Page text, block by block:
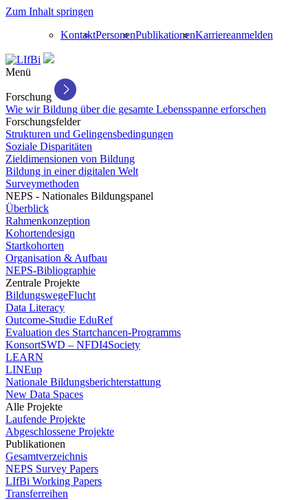
Zum Inhalt springen
KontaktPersonenPublikationenKarriereanmelden
Menü
Forschung
Wie wir Bildung über die gesamte Lebensspanne erforschen
Forschungsfelder
Strukturen und Gelingensbedingungen
Soziale Disparitäten
Zieldimensionen von Bildung
Bildung in einer digitalen Welt
Surveymethoden
NEPS - Nationales Bildungspanel
Überblick
Rahmenkonzeption
Kohortendesign
Startkohorten
Organisation & Aufbau
NEPS-Bibliographie
Zentrale Projekte
BildungswegeFlucht
Data Literacy
Outcome-Studie EduRef
Evaluation des Startchancen-Programms
KonsortSWD – NFDI4Society
LEARN
LINEup
Nationale Bildungsberichterstattung
New Data Spaces
Alle Projekte
Laufende Projekte
Abgeschlossene Projekte
Publikationen
Gesamtverzeichnis
NEPS Survey Papers
LIfBi Working Papers
Transferreihen